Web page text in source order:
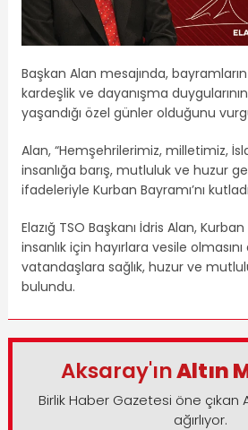
Başkan Alan mesajında,
kardeşlik ve dayanışma
yaşandığı özel günler olduğunu
Alan, “Hemşehrilerimiz, milletimiz,
insanlığa barış, mutluluk ve huzur
ifadeleriyle Kurban Bayramı’nı
Elazığ TSO Başkanı İdris Alan,
insanlık için hayırlara vesile
vatandaşlara sağlık, huzur ve
bulundu.
Aksaray'ınAltın
Birlik Haber Gazetesi öne çıkan
ağırlıyor.